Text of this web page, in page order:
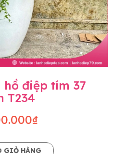
hồ điệp tím 37
T234
GIỎ HÀNG